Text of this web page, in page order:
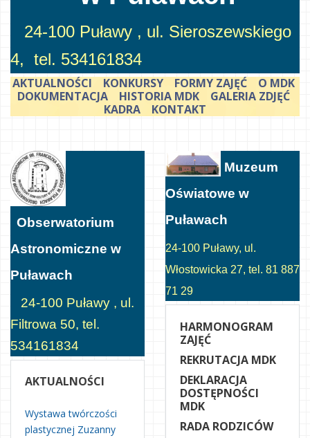
24-100 Puławy , ul. Sieroszewskiego
4, tel. 534161834
AKTUALNOŚCI KONKURSY FORMY ZAJĘĆ
O MDK
DOKUMENTACJA
HISTORIA MDK
GALERIA ZDJĘĆ
KADRA
KONTAKT
Obserwatorium
Astronomiczne w
Puławach
24-100 Puławy , ul.
Filtrowa 50, tel.
534161834
AKTUALNOŚCI
Wystawa twórczości
plastycznej Zuzanny
Muzeum
Oświatowe w
Puławach
24-100 Puławy, ul.
Włostowicka 27, tel. 81 887
71 29
HARMONOGRAM
ZAJĘĆ
REKRUTACJA MDK
DEKLARACJA
DOSTĘPNOŚCI
MDK
RADA RODZICÓW